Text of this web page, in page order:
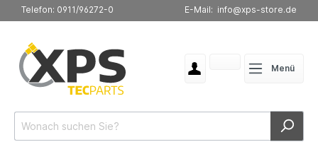
Telefon: 0911/96272-0 E-Mail: info@xps-store.de
Menü